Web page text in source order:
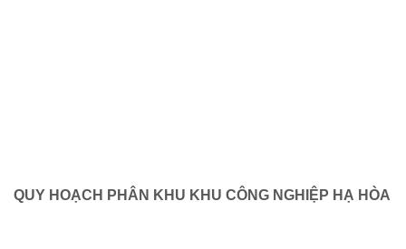
QUY HOẠCH PHÂN KHU KHU CÔNG NGHIỆP HẠ HÒA